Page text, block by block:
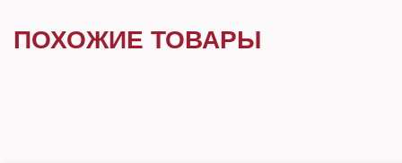
ПОХОЖИЕ ТОВАРЫ